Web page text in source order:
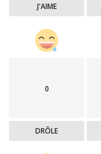
J'AIME
0
DRÔLE